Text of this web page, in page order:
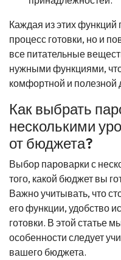
Каждая из этих функций
процесс готовки, но и
все питательные
нужными функциями,
комфортной и полезной
Как выбрать
несколькими
от бюджета?
Выбор пароварки с
того, какой бюджет вы
Важно учитывать, что
его функции, удобство
готовки. В этой статье
особенности следует
вашего бюджета.